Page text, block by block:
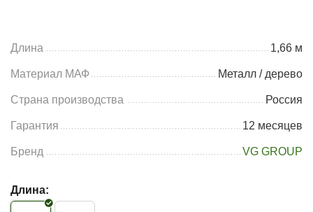
Длина 1,66 м
Материал МАФ Металл / дерево
Страна производства Россия
Гарантия 12 месяцев
Бренд VG GROUP
Длина: